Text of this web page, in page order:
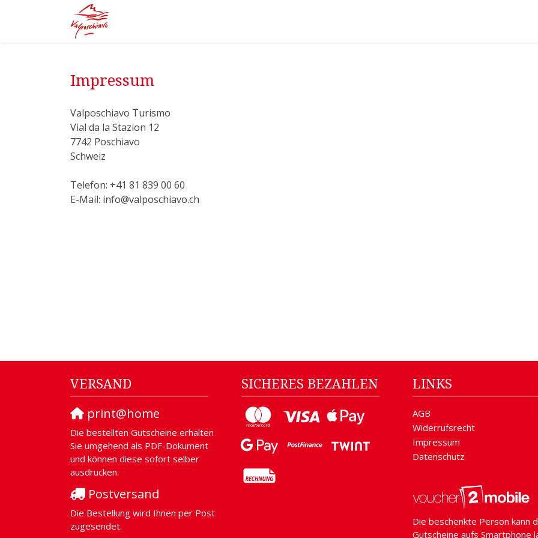
Impressum
Valposchiavo Turismo
Vial da la Stazion 12
7742 Poschiavo
Schweiz
Telefon: +41 81 839 00 60
E-Mail: info@valposchiavo.ch
VERSAND
print@home
Die bestellten Gutscheine erhalten
Sie umgehend als PDF-Dokument
und können diese sofort selber
ausdrucken.
Postversand
Die Bestellung wird Ihnen per Post
zugesendet.
SICHERES BEZAHLEN LINKS
AGB
Widerrufsrecht
Impressum
Datenschutz
Die beschenkte Person kann
Gutscheine aufs Smartphone